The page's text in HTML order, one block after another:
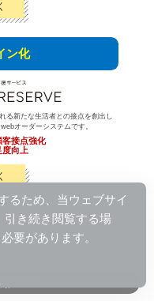
ン化
る新たな生活者との接点を創出し
オーダーシステムです。
客接点強化
度向上
るため、当ウェブサイ
引き続き閲覧する場
要があります。